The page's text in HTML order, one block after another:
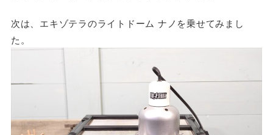
次は、エキゾテラのライトドーム ナノを乗せてみまし
た。